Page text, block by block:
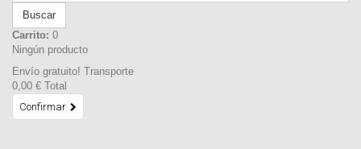
Buscar
Carrito: 0
Ningún producto
Envío gratuito! Transporte
0,00 € Total
Confirmar